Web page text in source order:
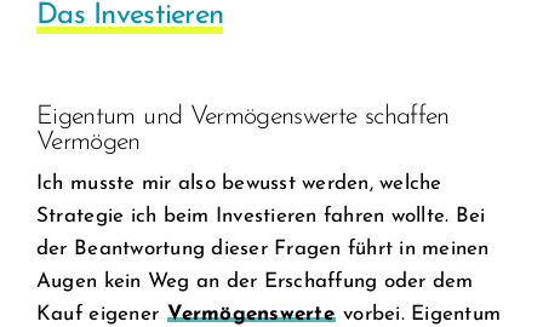
Das Investieren
Eigentum und Vermögenswerte schaffen
Vermögen
Ich musste mir also bewusst werden, welche
Strategie ich beim Investieren fahren wollte. Bei
der Beantwortung dieser Fragen führt in meinen
Augen kein Weg an der Erschaffung oder dem
Kauf eigener Vermögenswerte vorbei. Eigentum